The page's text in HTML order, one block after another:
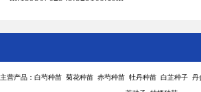
主营产品：白芍种苗 菊花种苗 赤芍种苗 牡丹种苗 白芷种子